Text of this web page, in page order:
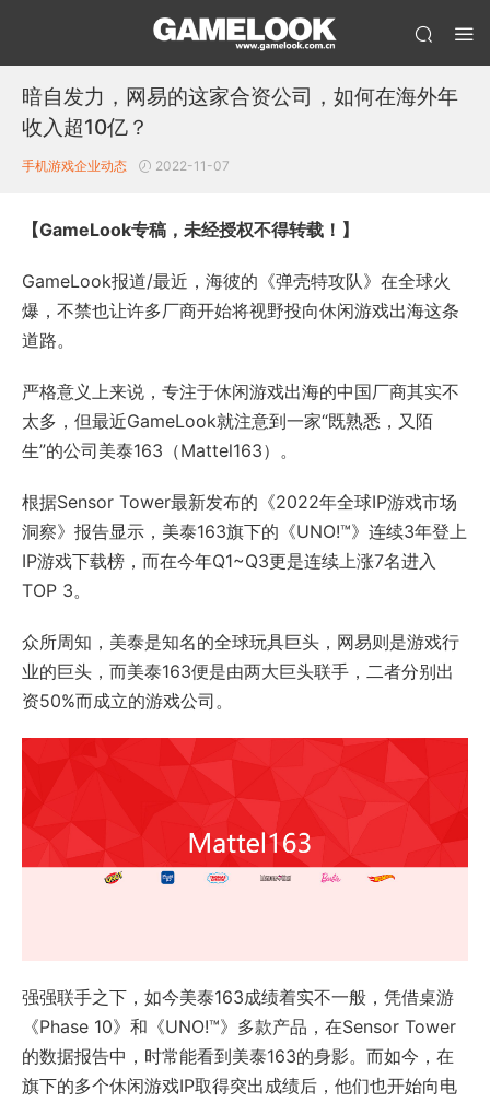
暗自发力，网易的这家合资公司，如何在海外年
收入超10亿？
手机游戏企业动态 2022-11-07
【GameLook专稿，未经授权不得转载！】
GameLook报道/最近，海彼的《弹壳特攻队》在全球火
爆，不禁也让许多厂商开始将视野投向休闲游戏出海这条
道路。
严格意义上来说，专注于休闲游戏出海的中国厂商其实不
太多，但最近GameLook就注意到一家“既熟悉，又陌
生”的公司美泰163（Mattel163）。
根据Sensor Tower最新发布的《2022年全球IP游戏市场
洞察》报告显示，美泰163旗下的《UNO!™》连续3年登上
IP游戏下载榜，而在今年Q1~Q3更是连续上涨7名进入
TOP 3。
众所周知，美泰是知名的全球玩具巨头，网易则是游戏行
业的巨头，而美泰163便是由两大巨头联手，二者分别出
资50%而成立的游戏公司。
强强联手之下，如今美泰163成绩着实不一般，凭借桌游
《Phase 10》和《UNO!™》多款产品，在Sensor Tower
的数据报告中，时常能看到美泰163的身影。而如今，在
旗下的多个休闲游戏IP取得突出成绩后，他们也开始向电